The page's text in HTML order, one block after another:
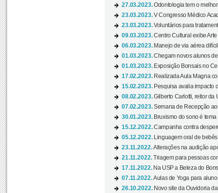
27.03.2023.Odontologia tem o
23.03.2023.V Congresso Médico
23.03.2023.Voluntários para
09.03.2023.Centro Cultural exibe
06.03.2023. Manejo de via aérea
01.03.2023.Chegam novos alunos
01.03.2023. Exposição Bonsais no
17.02.2023. Realizada Aula Magna
15.02.2023. Pesquisa avalia impacto
08.02.2023.Gilberto Carlotti, reitor da
07.02.2023.Semana de Recepção
30.01.2023. Bruxismo do sono é
15.12.2022.Campanha contra
05.12.2022.
Linguagem oral de
23.11.2022.Alterações na audição
21.11.2022.Triagem para pessoas
17.11.2022. Na USP a Beleza do
07.11.2022.Aulas de Yoga para
26.10.2022. Novo site da Ouvidoria